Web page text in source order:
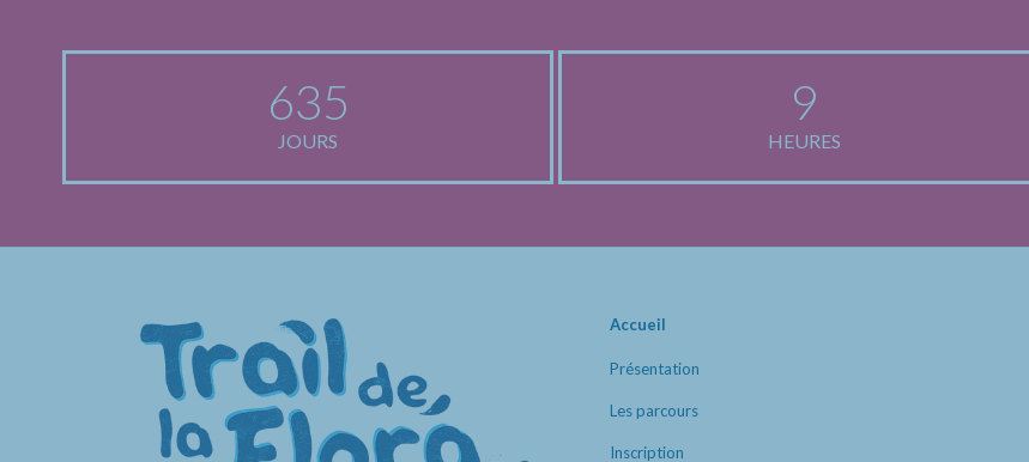
635
JOURS
9
HEURES
Accueil
Présentation
Les parcours
Inscription